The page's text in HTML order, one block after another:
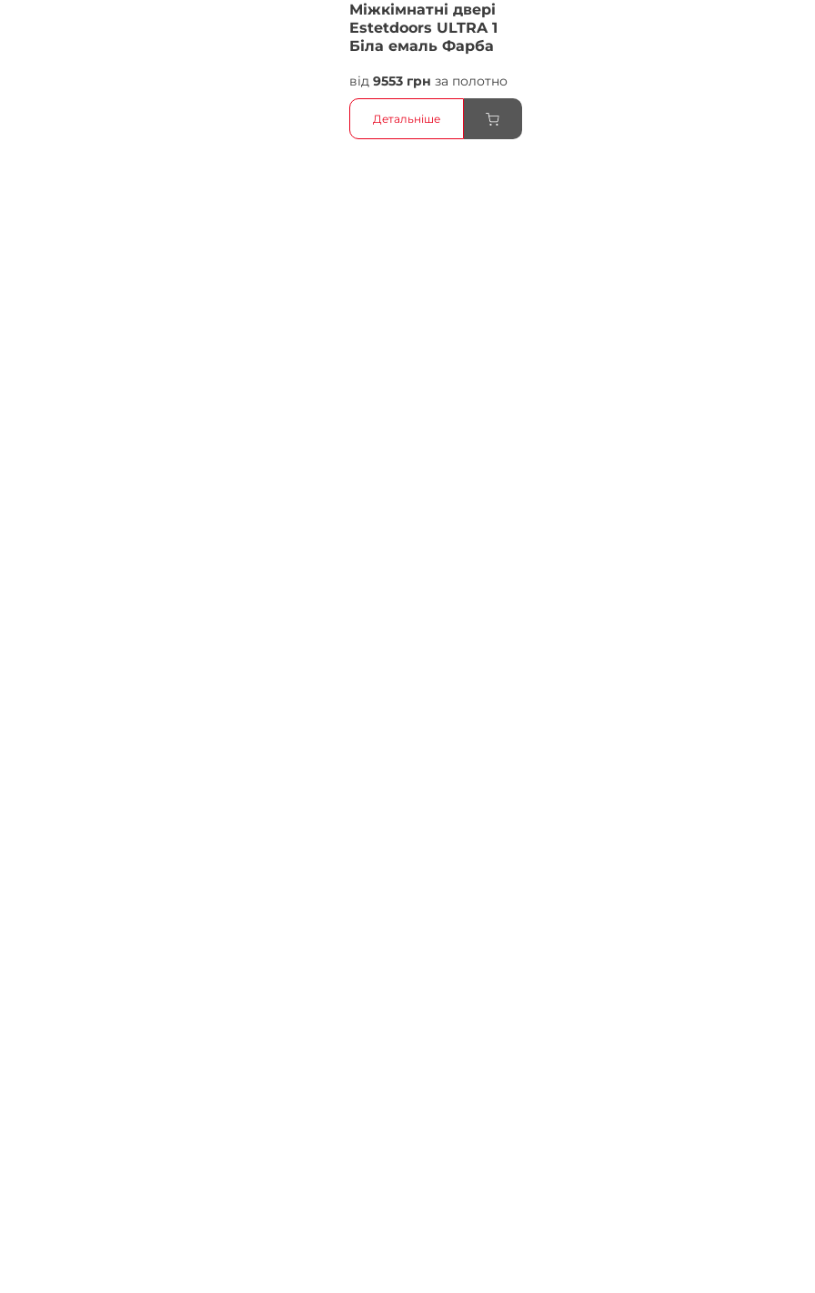
Міжкімнатні двері
Estetdoors ULTRA 1
Біла емаль Фарба
від 9553 грн за полотно
Детальніше